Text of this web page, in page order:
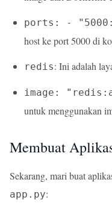
ports: -
host ke port 5000 di
redis: Ini adalah
image:
untuk menggunakan
Membuat
Sekarang, mari buat
app.py: